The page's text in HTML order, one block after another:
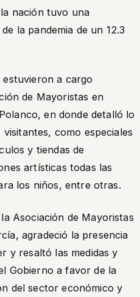
nación tuvo una
la pandemia de un 12.3
estuvieron a cargo
de Mayoristas en
en donde detalló lo
como especiales
y tiendas de
artísticas todas las
los niños, entre otras.
Asociación de Mayoristas
agradeció la presencia
y resaltó las medidas y
Gobierno a favor de la
del sector económico y